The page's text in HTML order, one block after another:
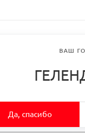
Печать меню для
в г.
ВАШ
Да, спасибо